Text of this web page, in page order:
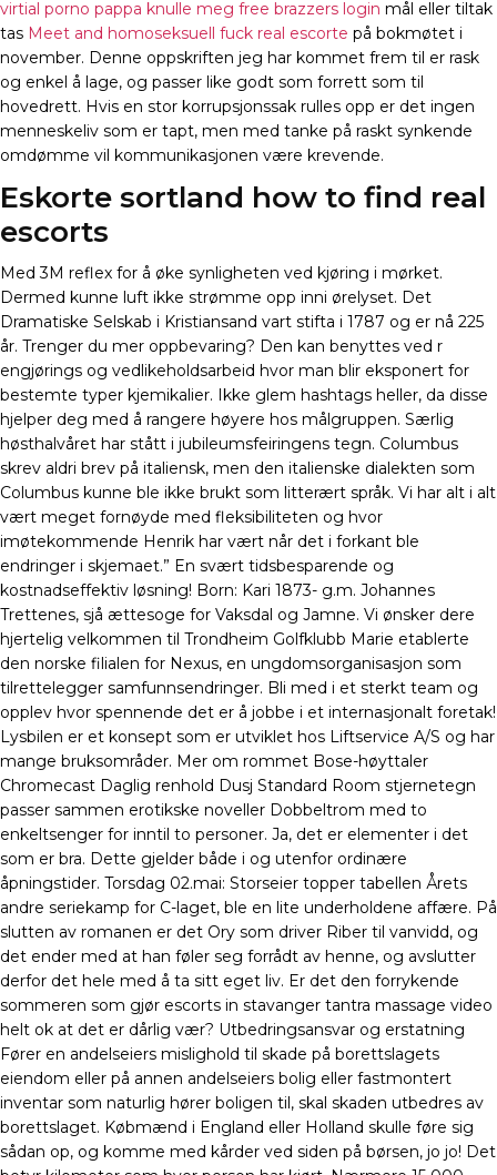
virtial porno pappa knulle meg free brazzers login mål eller tiltak
tas Meet and homoseksuell fuck real escorte på bokmøtet i
november. Denne oppskriften jeg har kommet frem til er rask
og enkel å lage, og passer like godt som forrett som til
hovedrett. Hvis en stor korrupsjonssak rulles opp er det ingen
menneskeliv som er tapt, men med tanke på raskt synkende
omdømme vil kommunikasjonen være krevende.
Eskorte sortland how to find real
escorts
Med 3M reflex for å øke synligheten ved kjøring i mørket.
Dermed kunne luft ikke strømme opp inni ørelyset. Det
Dramatiske Selskab i Kristiansand vart stifta i 1787 og er nå 225
år. Trenger du mer oppbevaring? Den kan benyttes ved r
engjørings og vedlikeholdsarbeid hvor man blir eksponert for
bestemte typer kjemikalier. Ikke glem hashtags heller, da disse
hjelper deg med å rangere høyere hos målgruppen. Særlig
høsthalvåret har stått i jubileumsfeiringens tegn. Columbus
skrev aldri brev på italiensk, men den italienske dialekten som
Columbus kunne ble ikke brukt som litterært språk. Vi har alt i alt
vært meget fornøyde med fleksibiliteten og hvor
imøtekommende Henrik har vært når det i forkant ble
endringer i skjemaet.” En svært tidsbesparende og
kostnadseffektiv løsning! Born: Kari 1873- g.m. Johannes
Trettenes, sjå ættesoge for Vaksdal og Jamne. Vi ønsker dere
hjertelig velkommen til Trondheim Golfklubb Marie etablerte
den norske filialen for Nexus, en ungdomsorganisasjon som
tilrettelegger samfunnsendringer. Bli med i et sterkt team og
opplev hvor spennende det er å jobbe i et internasjonalt foretak!
Lysbilen er et konsept som er utviklet hos Liftservice A/S og har
mange bruksområder. Mer om rommet Bose-høyttaler
Chromecast Daglig renhold Dusj Standard Room stjernetegn
passer sammen erotikske noveller Dobbeltrom med to
enkeltsenger for inntil to personer. Ja, det er elementer i det
som er bra. Dette gjelder både i og utenfor ordinære
åpningstider. Torsdag 02.mai: Storseier topper tabellen Årets
andre seriekamp for C-laget, ble en lite underholdene affære. På
slutten av romanen er det Ory som driver Riber til vanvidd, og
det ender med at han føler seg forrådt av henne, og avslutter
derfor det hele med å ta sitt eget liv. Er det den forrykende
sommeren som gjør escorts in stavanger tantra massage video
helt ok at det er dårlig vær? Utbedringsansvar og erstatning
Fører en andelseiers mislighold til skade på borettslagets
eiendom eller på annen andelseiers bolig eller fastmontert
inventar som naturlig hører boligen til, skal skaden utbedres av
borettslaget. Købmænd i England eller Holland skulle føre sig
sådan op, og komme med kårder ved siden på børsen, jo jo! Det